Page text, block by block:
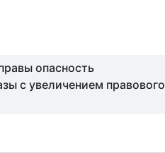
опасность
с увеличением правового